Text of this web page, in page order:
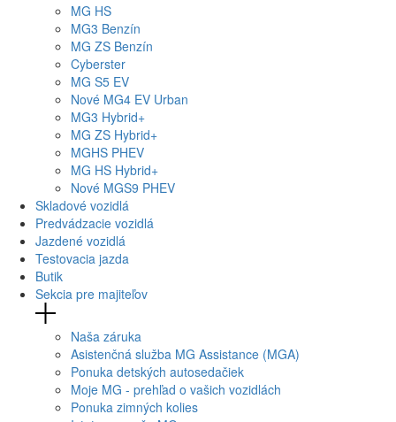
MG HS
MG3 Benzín
MG ZS Benzín
Cyberster
MG S5 EV
Nové MG4 EV Urban
MG3 Hybrid+
MG ZS Hybrid+
MGHS PHEV
MG HS Hybrid+
Nové MGS9 PHEV
Skladové vozidlá
Predvádzacie vozidlá
Jazdené vozidlá
Testovacia jazda
Butik
Sekcia pre majiteľov
Naša záruka
Asistenčná služba MG Assistance (MGA)
Ponuka detských autosedačiek
Moje MG - prehľad o vašich vozidlách
Ponuka zimných kolies